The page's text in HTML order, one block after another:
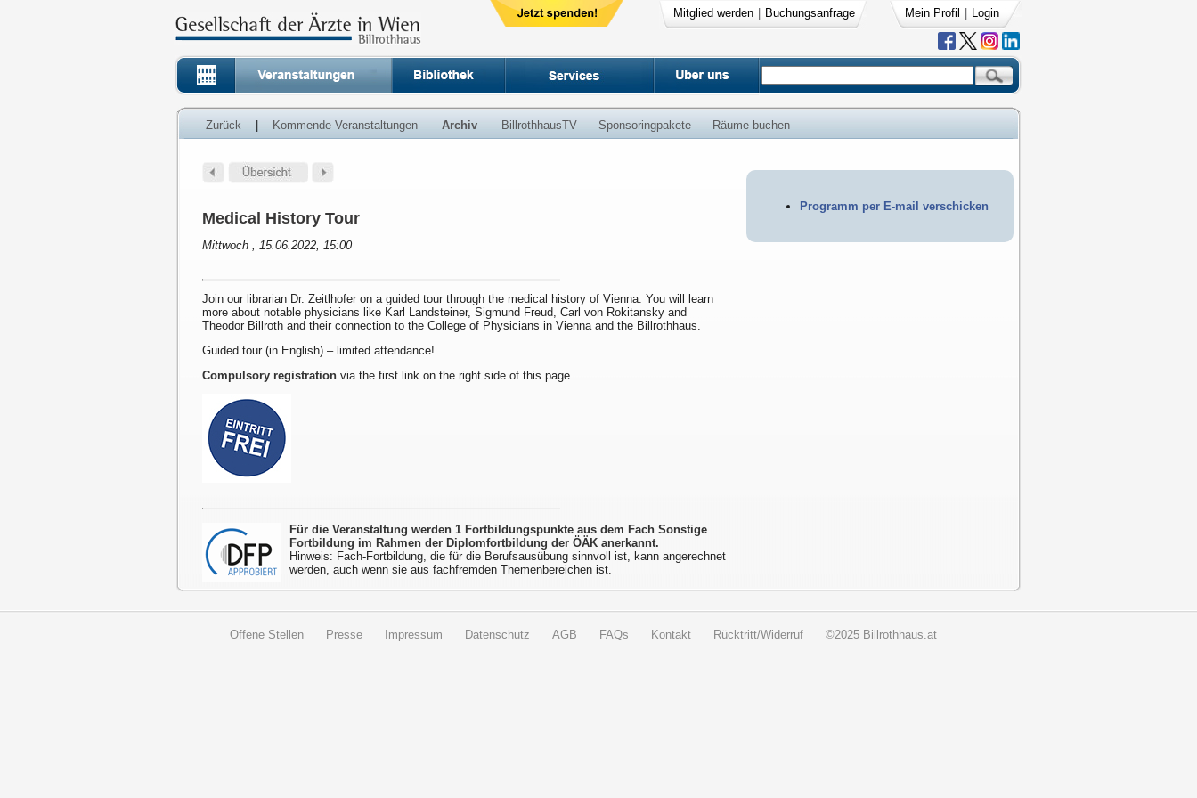
Mitglied werden Buchungsanfrage Mein Profil Login
Zurück Kommende Veranstaltungen Archiv BillrothhausTV Sponsoringpakete Räume buchen
Programm per E-mail verschicken
Medical History Tour
Mittwoch , 15.06.2022, 15:00
Join our librarian Dr. Zeitlhofer on a guided tour through the medical history of Vienna. You will learn
more about notable physicians like Karl Landsteiner, Sigmund Freud, Carl von Rokitansky and
Theodor Billroth and their connection to the College of Physicians in Vienna and the Billrothhaus.
Guided tour (in English) – limited attendance!
Compulsory registration via the first link on the right side of this page.
Für die Veranstaltung werden 1 Fortbildungspunkte aus dem Fach Sonstige
Fortbildung im Rahmen der Diplomfortbildung der ÖÄK anerkannt.
Hinweis: Fach-Fortbildung, die für die Berufsausübung sinnvoll ist, kann angerechnet
werden, auch wenn sie aus fachfremden Themenbereichen ist.
Offene Stellen Presse Impressum Datenschutz AGB FAQs Kontakt Rücktritt/Widerruf ©2025 Billrothhaus.at